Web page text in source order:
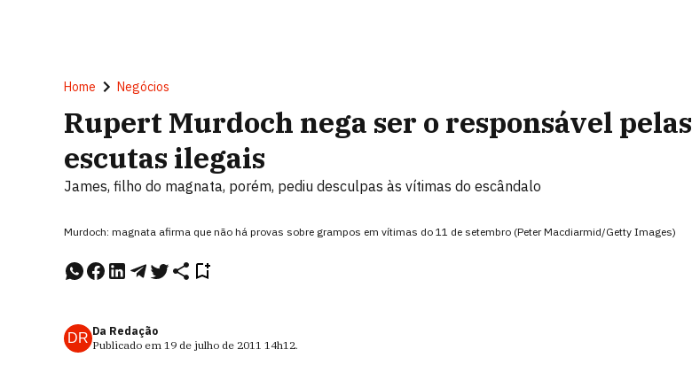
Home Negócios
Rupert Murdoch nega ser o responsável pelas
escutas ilegais
James, filho do magnata, porém, pediu desculpas às vítimas do escândalo
Murdoch: magnata afirma que não há provas sobre grampos em vítimas do 11 de setembro (Peter Macdiarmid/Getty Images)
DR Da Redação
Publicado em 19 de julho de 2011 14h12.